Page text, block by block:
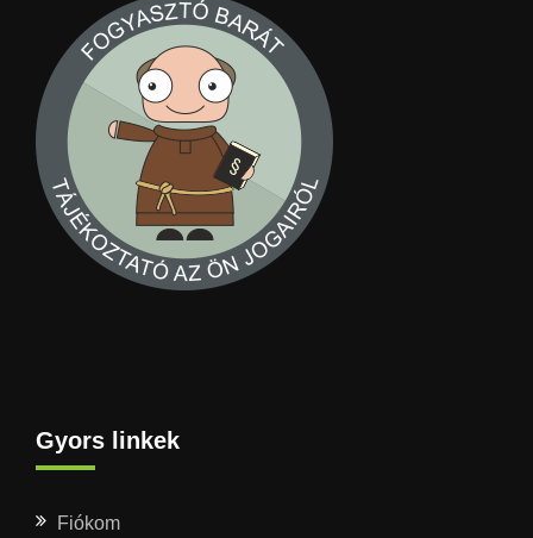
Gyors linkek
Fiókom